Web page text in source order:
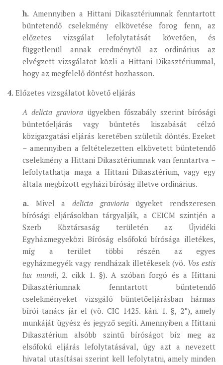
h. Amennyiben a Hittani Dikasztériumnak fenntartott
büntetendő cselekmény elkövetése forog fenn, az
előzetes vizsgálat lefolytatását követően, és
függetlenül annak eredménytől az ordinárius az
elvégzett vizsgálatot közli a Hittani Dikasztériummal,
hogy az megfelelő döntést hozhasson.
4. Előzetes vizsgálatot követő eljárás
A delicta graviora ügyekben főszabály szerint bírósági
büntetőeljárás vagy büntetés kiszabását célzó
közigazgatási eljárás keretében születik döntés. Ezeket
– amennyiben a feltételezetten elkövetett büntetendő
cselekmény a Hittani Dikasztériumnak van fenntartva –
lefolytathatja maga a Hittani Dikasztérium, vagy egy
általa megbízott egyházi bíróság illetve ordinárius.
a. Mivel a delicta gravioria ügyeket rendszeresen
bírósági eljárásokban tárgyalják, a CEICM szintjén a
Szerb Köztársaság területén az Újvidéki
Egyházmegyeközi Bíróság elsőfokú bírósága illetékes,
míg a terület többi részén az egyes
egyházmegyék vagy rendházak illetékesek (vö. Vos estis
lux mundi, 2. cikk 1. §). A szóban forgó és a Hittani
Dikasztériumnak fenntartott büntetendő
cselekményeket vizsgáló büntetőeljárásban hármas
bírói tanács jár el (vö. CIC 1425. kán. 1. §, 2°), amely
munkáját ügyész és jegyző segíti. Amennyiben a Hittani
Dikasztérium alsóbb szintű bíróságot bíz meg az
elsőfokú eljárás lefolytatásával, úgy azt a nevezett
hivatal utasításai szerint kell lefolytatni, amely minden